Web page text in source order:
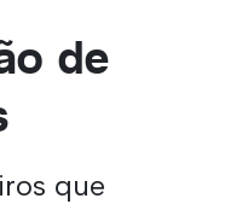
de
que